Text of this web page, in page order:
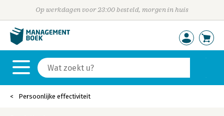
Op werkdagen voor 23:00 besteld, morgen in huis
Persoonlijke effectiviteit